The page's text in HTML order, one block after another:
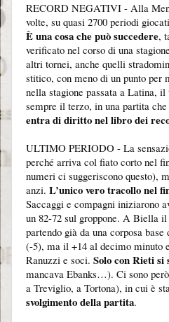
RECORD NEGATIVI - Alla
volte, su quasi 2700 periodi
È una cosa che può succedere,
verificato nel corso di una
altri tornei, anche quelli
stitico, con meno di un punto per
nella stagione passata a Latina,
sempre il terzo, in una partita
entra di diritto nel libro dei
ULTIMO PERIODO - La
perché arriva col fiato corto nel
numeri ci suggeriscono questo),
anzi. L’unico vero tracollo nel
Saccaggi e compagni iniziarono
un 82-72 sul groppone. A Biella
partendo già da una corposa
(-5), ma il +14 al decimo minuto
Ranuzzi e soci. Solo con Rieti
mancava Ebanks…). Ci sono
a Treviglio, a Tortona), in cui è
svolgimento della partita.